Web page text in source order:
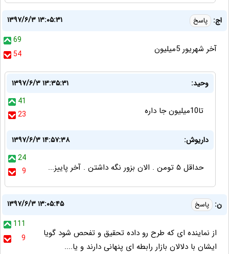
اج: پاسخ
۱۳۹۷/۶/۳ ۱۳:۰۵:۳۱
69
54
آخر شهریور 5میلیون
وحید:
۱۳۹۷/۶/۳ ۱۳:۳۵:۳۱
41
23
تا10میلیون جا داره
داریوش:
۱۳۹۷/۶/۳ ۱۴:۵۷:۳۸
24
9
حداقل ۵ تومن . الان بزور نگه داشتن . آخر پاییز...
ن: پاسخ
۱۳۹۷/۶/۳ ۱۳:۰۵:۴۵
111
9
از نماینده ای که طرح رو داده تحقیق و تفحص شود گویا
ایشان با دلالان بازار رابطه ای پنهانی دارند و یا....